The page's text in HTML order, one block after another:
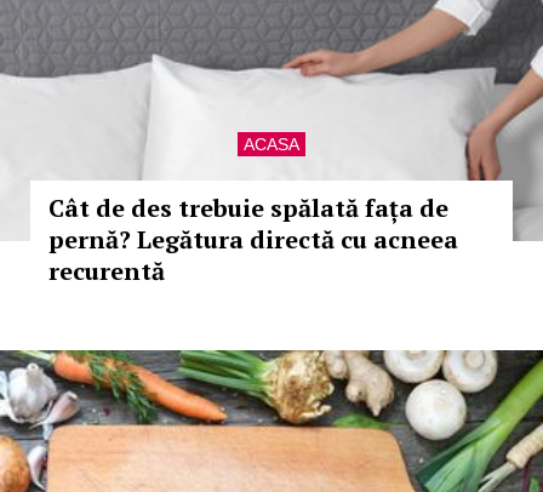
ACASA
Cât de des trebuie spălată fața de
pernă? Legătura directă cu acneea
recurentă